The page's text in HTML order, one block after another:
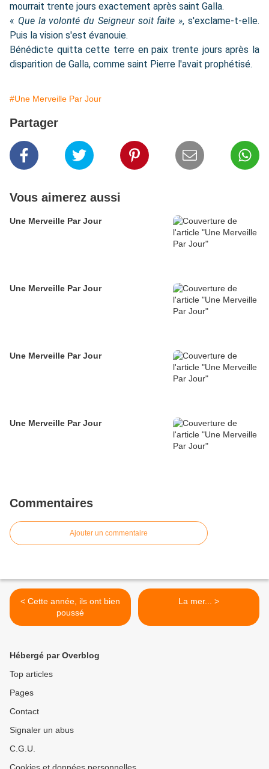
mourrait trente jours exactement après saint Galla.
« Que la volonté du Seigneur soit faite », s'exclame-t-elle.
Puis la vision s'est évanouie.
Bénédicte quitta cette terre en paix trente jours après la
disparition de Galla, comme saint Pierre l'avait prophétisé.
#Une Merveille Par Jour
Partager
Vous aimerez aussi
Une Merveille Par Jour
Une Merveille Par Jour
Une Merveille Par Jour
Une Merveille Par Jour
Commentaires
Ajouter un commentaire
< Cette année, ils ont bien
poussé
La mer... >
Hébergé par Overblog
Top articles
Pages
Contact
Signaler un abus
C.G.U.